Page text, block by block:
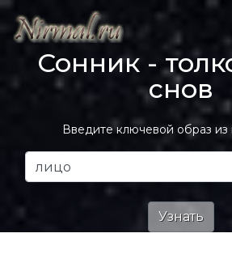
Сонник -
снов
Введите ключевой образ из